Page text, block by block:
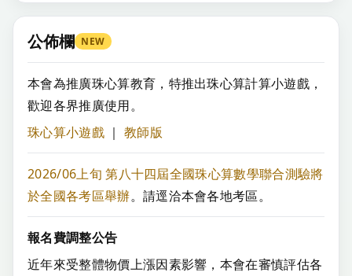
公佈欄 NEW
本會為推廣珠心算教育，特推出珠心算計算小遊戲，
歡迎各界推廣使用。
珠心算小遊戲｜ 教師版
2026/06上旬 第八十四屆全國珠心算數學聯合測驗將
於全國各考區舉辦。請逕洽本會各地考區。
報名費調整公告
近年來受整體物價上漲因素影響，本會在審慎評估各